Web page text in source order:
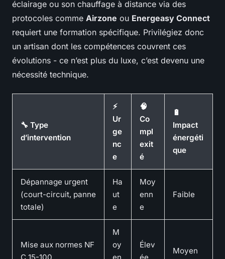
éclairage ou son chauffage à distance via des
protocoles comme Airzone ou Energeasy Connect
requiert une formation spécifique. Privilégiez donc
un artisan dont les compétences couvrent ces
évolutions - ce n’est plus du luxe, c’est devenu une
nécessité technique.
🔧 Type
d’intervention
⚡
Ur
ge
nc
e
🧠
Co
mpl
exit
é
🔋
Impact
énergéti
que
Dépannage urgent
(court-circuit, panne
totale)
Ha
ut
e
Moy
enn
e
Faible
Mise aux normes NF
C 15-100
M
oy
en
Élev
ée
Moyen